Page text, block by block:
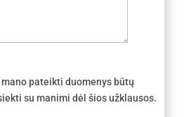
pateikti duomenys būtų
su manimi dėl šios užklausos.